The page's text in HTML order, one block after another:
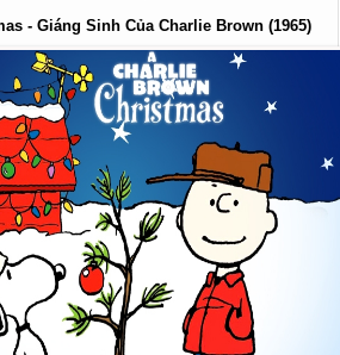
- Giáng Sinh Của Charlie Brown (1965)